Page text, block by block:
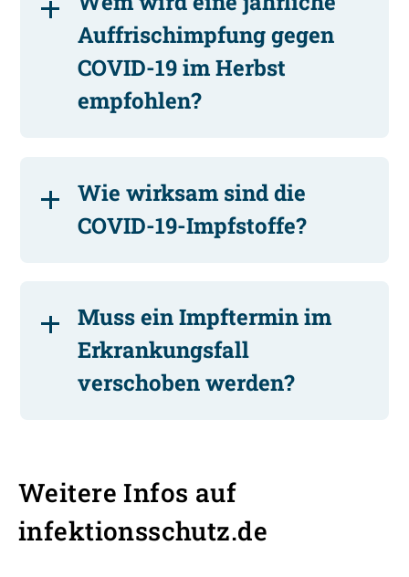
Auffrischimpfung gegen
COVID-19 im Herbst
empfohlen?
Wie wirksam sind die
COVID-19-Impfstoffe?
Muss ein Impftermin im
Erkrankungsfall
verschoben werden?
Weitere Infos auf
infektionsschutz.de